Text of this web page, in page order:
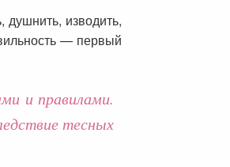
душнить, изводить,
— первый
и правилами.
тесных